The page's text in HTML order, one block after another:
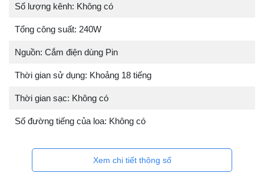
Số lượng kênh: Không có
Tổng công suất: 240W
Nguồn: Cắm điện dùng Pin
Thời gian sử dụng: Khoảng 18 tiếng
Thời gian sạc: Không có
Số đường tiếng của loa: Không có
Xem chi tiết thông số